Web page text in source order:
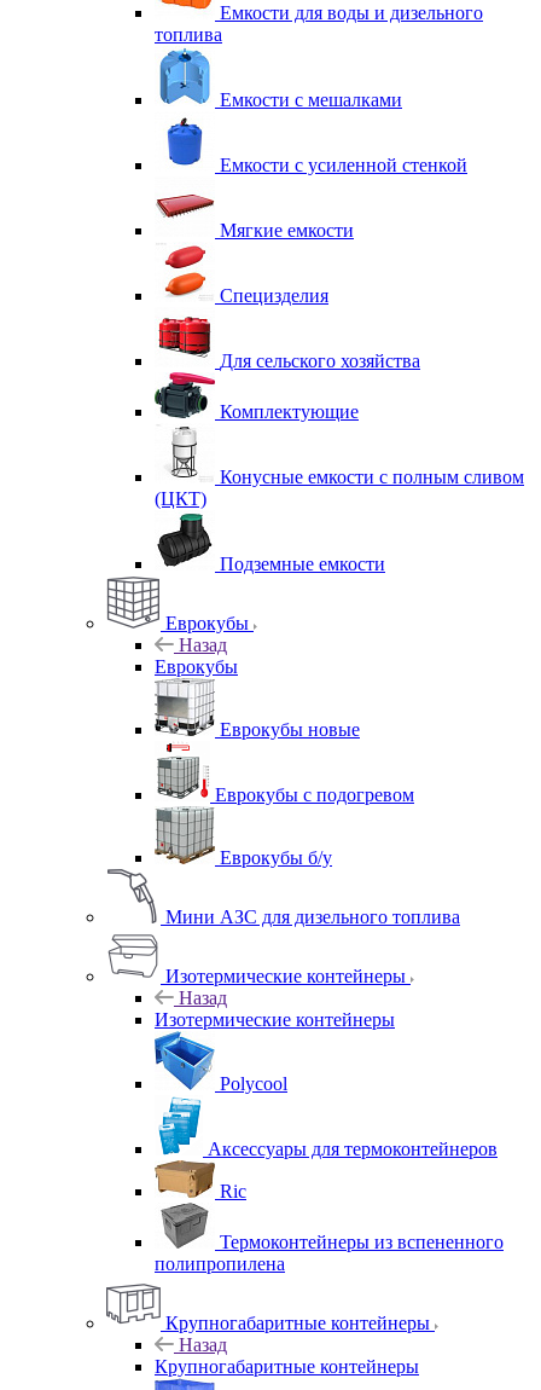
Емкости для воды и дизельного
топлива
Емкости с мешалками
Емкости с усиленной стенкой
Мягкие емкости
Специзделия
Для сельского хозяйства
Комплектующие
Конусные емкости с полным сливом
(ЦКТ)
Подземные емкости
Еврокубы
Назад
Еврокубы
Еврокубы новые
Еврокубы с подогревом
Еврокубы б/у
Мини АЗС для дизельного топлива
Изотермические контейнеры
Назад
Изотермические контейнеры
Polycool
Аксессуары для термоконтейнеров
Ric
Термоконтейнеры из вспененного
полипропилена
Крупногабаритные контейнеры
Назад
Крупногабаритные контейнеры